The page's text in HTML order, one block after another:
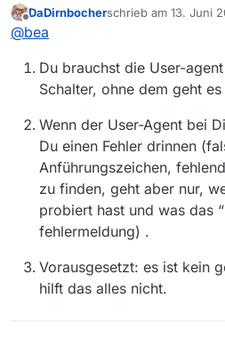
Weder kann ich downloaden
Schalter/ User Agenten
das irgendwie nicht. Ich
Rolle spielt. Bei mir steht
%F --resume -o **
Kann mir wer helfen? Danke
Offline
DaDirnbocherschrieb am 13. Juni
zuletzt editiert von
@bea
Du brauchst die User-
Schalter, ohne dem geht
Wenn der User-Agent bei
Du einen Fehler drinnen
Anführungszeichen,
zu finden, geht aber nur,
probiert hast und was das
fehlermeldung) .
Vorausgesetzt: es ist kein
hilft das alles nicht.